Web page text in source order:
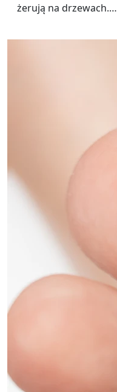
żerują na drzewach.…